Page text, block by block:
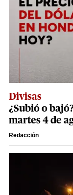
Divisas
¿Subió o
martes 4 de
Redacción